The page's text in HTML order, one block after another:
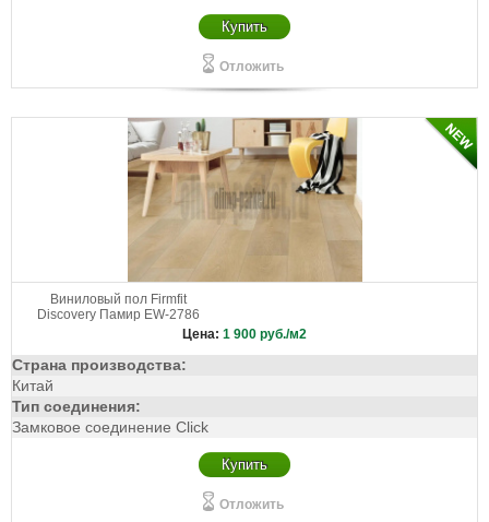
Купить
Отложить
Виниловый пол Firmfit
Discovery Памир EW-2786
Цена: 1 900 руб./м2
Страна производства:
Китай
Тип соединения:
Замковое соединение Click
Купить
Отложить